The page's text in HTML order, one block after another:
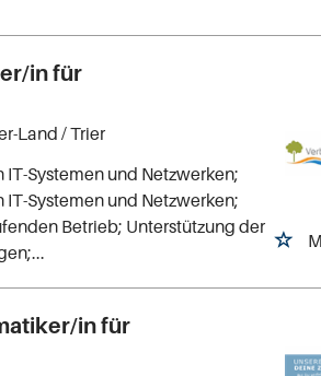
in für
Land / Trier
Systemen und Netzwerken;
Systemen und Netzwerken;
Betrieb; Unterstützung der
in für